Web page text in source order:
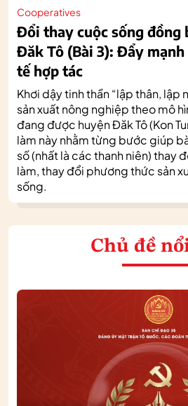
Cooperatives
Đổi thay cuộc sống đồng
Đăk Tô (Bài 3): Đẩy
tế hợp tác
Khơi dậy tinh thần “lập thân, lập
sản xuất nông nghiệp theo mô
đang được huyện Đăk Tô (Kon
làm này nhằm từng bước giúp
số (nhất là các thanh niên) thay
làm, thay đổi phương thức sản
sống.
Chủ đề